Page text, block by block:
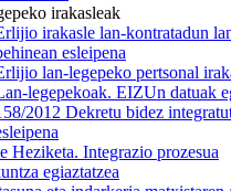
irakasleak
irakasle lan-kontratadun
esleipena
lan-legepeko pertsonal
legepekoak. EIZUn datuak
2012 Dekretu bidez
Heziketa. Integrazio prozesua
egiaztatzea